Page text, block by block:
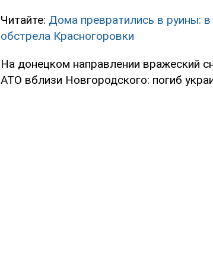
Читайте: Дома превратились в руины:
обстрела Красногоровки
На донецком направлении вражеский
АТО вблизи Новгородского: погиб